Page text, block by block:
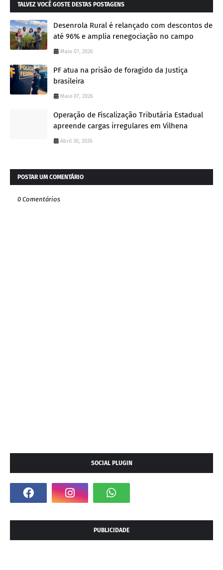
TALVEZ VOCÊ GOSTE DESTAS POSTAGENS
Desenrola Rural é relançado com descontos de
até 96% e amplia renegociação no campo
Maio 07, 2026
PF atua na prisão de foragido da Justiça
brasileira
Maio 07, 2026
Operação de Fiscalização Tributária Estadual
apreende cargas irregulares em Vilhena
Abril 30, 2026
POSTAR UM COMENTÁRIO
0 Comentários
SOCIAL PLUGIN
PUBLICIDADE